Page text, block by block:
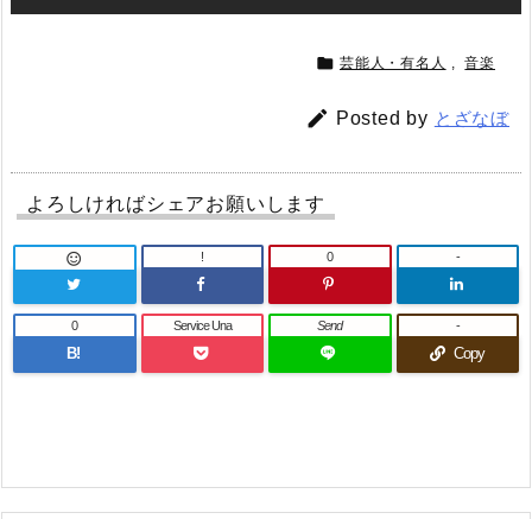
 芸能人・有名人 , 音楽
 Posted by とざなぼ
よろしければシェアお願いします
 ! 0 -
B!
0 Service Una Send
Copy
-